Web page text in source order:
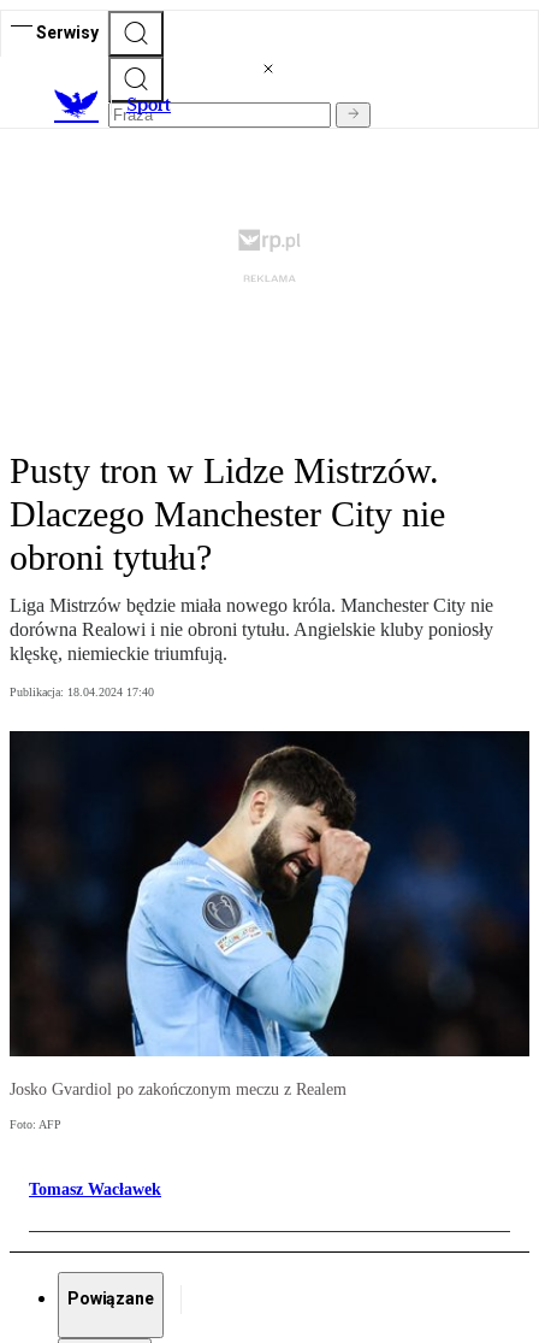
Serwisy
Sport
Pusty tron w Lidze Mistrzów.
Dlaczego Manchester City nie
obroni tytułu?
Liga Mistrzów będzie miała nowego króla. Manchester City nie
dorówna Realowi i nie obroni tytułu. Angielskie kluby poniosły
klęskę, niemieckie triumfują.
Publikacja: 18.04.2024 17:40
Josko Gvardiol po zakończonym meczu z Realem
Foto: AFP
Tomasz Wacławek
Powiązane